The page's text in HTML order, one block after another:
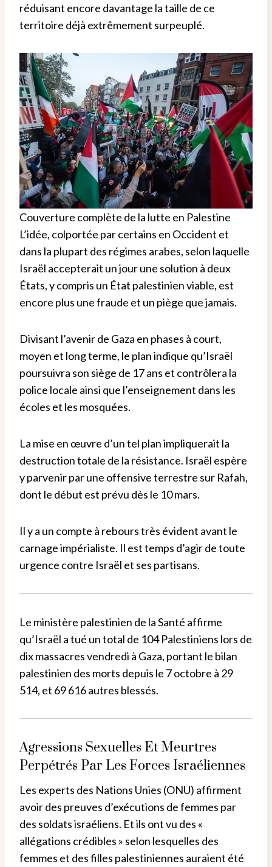
réduisant encore davantage la taille de ce
territoire déjà extrêmement surpeuplé.
Couverture complète de la lutte en Palestine
L’idée, colportée par certains en Occident et
dans la plupart des régimes arabes, selon laquelle
Israël accepterait un jour une solution à deux
États, y compris un État palestinien viable, est
encore plus une fraude et un piège que jamais.
Divisant l’avenir de Gaza en phases à court,
moyen et long terme, le plan indique qu’Israël
poursuivra son siège de 17 ans et contrôlera la
police locale ainsi que l’enseignement dans les
écoles et les mosquées.
La mise en œuvre d’un tel plan impliquerait la
destruction totale de la résistance. Israël espère
y parvenir par une offensive terrestre sur Rafah,
dont le début est prévu dès le 10 mars.
Il y a un compte à rebours très évident avant le
carnage impérialiste. Il est temps d’agir de toute
urgence contre Israël et ses partisans.
Le ministère palestinien de la Santé affirme
qu’Israël a tué un total de 104 Palestiniens lors de
dix massacres vendredi à Gaza, portant le bilan
palestinien des morts depuis le 7 octobre à 29
514, et 69 616 autres blessés.
Agressions Sexuelles Et Meurtres
Perpétrés Par Les Forces Israéliennes
Les experts des Nations Unies (ONU) affirment
avoir des preuves d’exécutions de femmes par
des soldats israéliens. Et ils ont vu des «
allégations crédibles » selon lesquelles des
femmes et des filles palestiniennes auraient été